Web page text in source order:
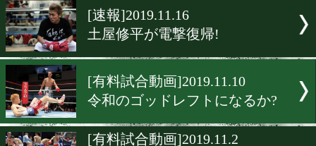
利
[有料試合動画]2019.11.20
はじめの一歩小冊子プレゼ
[速報]2019.11.16